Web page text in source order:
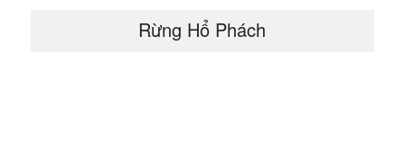
Rừng Hổ Phách